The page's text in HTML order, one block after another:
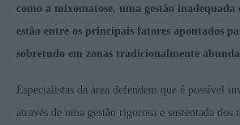
como a mixomatose, uma gestão
estão entre os principais fatores apontados
sobretudo em zonas tradicionalmente
Especialistas da área defendem que é possível
através de uma gestão rigorosa e sustentada dos